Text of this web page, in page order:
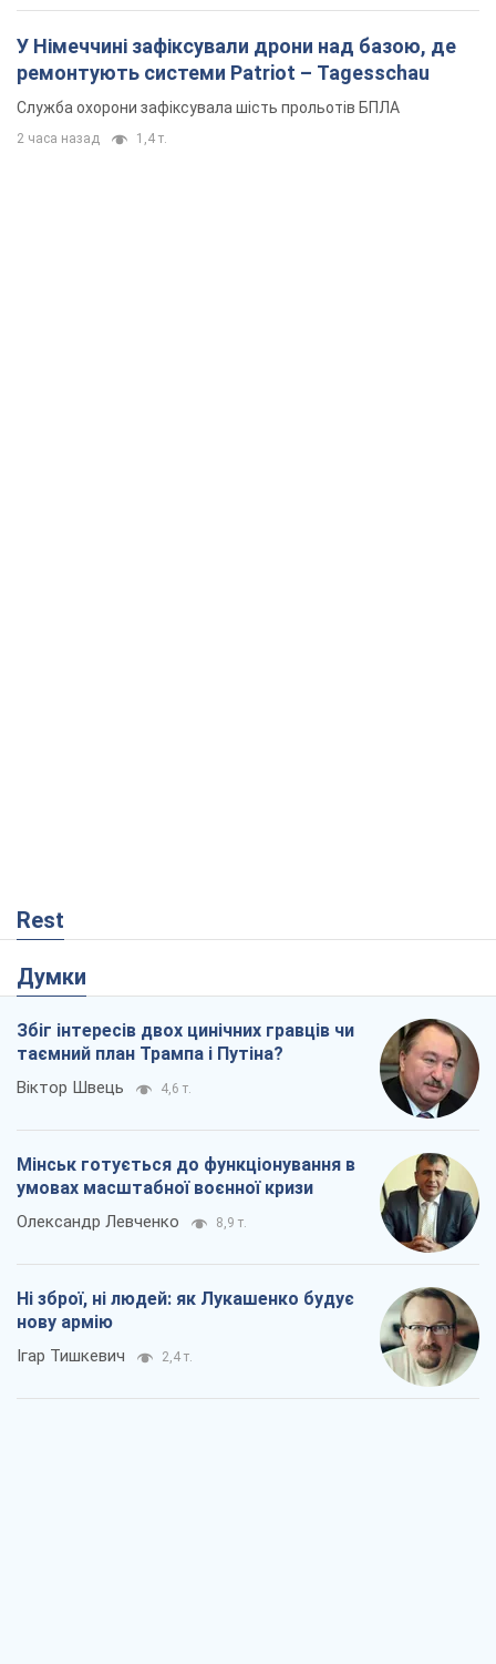
У Німеччині зафіксували дрони над базою, де
ремонтують системи Patriot – Tagesschau
Служба охорони зафіксувала шість прольотів БПЛА
2 часа назад 1,4 т.
Rest
Думки
Збіг інтересів двох цинічних гравців чи
таємний план Трампа і Путіна?
Віктор Швець 4,6 т.
Мінськ готується до функціонування в
умовах масштабної воєнної кризи
Олександр Левченко 8,9 т.
Ні зброї, ні людей: як Лукашенко будує
нову армію
Ігар Тишкевич 2,4 т.